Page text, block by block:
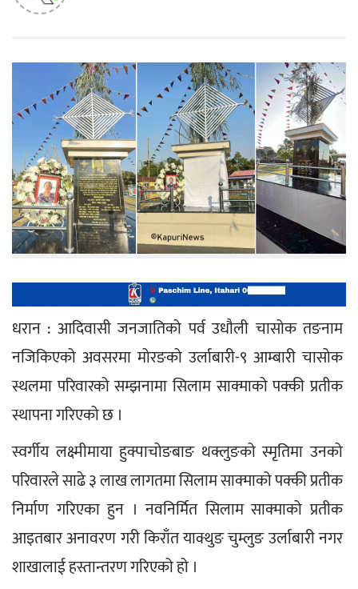
धरान : आदिवासी जनजातिको पर्व उधाैली चासोक तङनाम
नजिकिएको अवसरमा मोरङको उर्लाबारी-९ आम्बारी चासोक
स्थलमा परिवारको सम्झनामा सिलाम साक्माको पक्की प्रतीक
स्थापना गरिएको छ ।
स्वर्गीय लक्ष्मीमाया हुक्पाचोङबाङ थक्लुङको स्मृतिमा उनको
परिवारले साढे ३ लाख लागतमा सिलाम साक्माको पक्की प्रतीक
निर्माण गरिएका हुन । नवनिर्मित सिलाम साक्माको प्रतीक
आइतबार अनावरण गरी किराँत याक्थुङ चुम्लुङ उर्लाबारी नगर
शाखालाई हस्तान्तरण गरिएको हो ।